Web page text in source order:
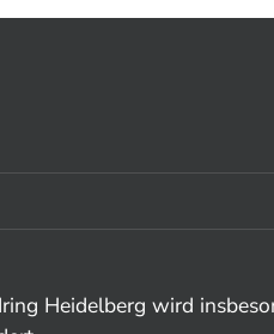
Heidelberg wird